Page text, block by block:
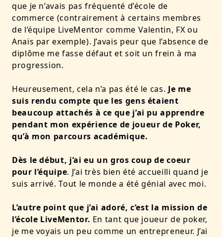
que je n’avais pas fréquenté d’école de
commerce (contrairement à certains membres
de l’équipe LiveMentor comme Valentin, FX ou
Anaïs par exemple). J’avais peur que l’absence de
diplôme me fasse défaut et soit un frein à ma
progression.
Heureusement, cela n’a pas été le cas. Je me
suis rendu compte que les gens étaient
beaucoup attachés à ce que j’ai pu apprendre
pendant mon expérience de joueur de Poker,
qu’à mon parcours académique.
Dès le début, j’ai eu un gros coup de coeur
pour l’équipe. J’ai très bien été accueilli quand je
suis arrivé. Tout le monde a été génial avec moi.
L’autre point que j’ai adoré, c’est la mission de
l’école LiveMentor. En tant que joueur de poker,
je me voyais un peu comme un entrepreneur. J’ai